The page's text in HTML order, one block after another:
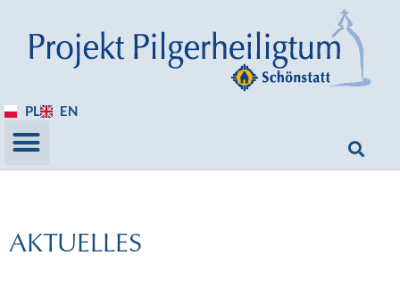
PL EN
AKTUELLES